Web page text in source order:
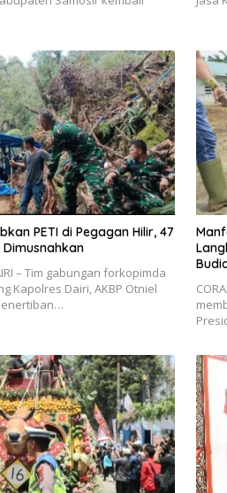
PETI di Pegagan Hilir, 47
Dimusnahkan
– Tim gabungan forkopimda
Kapolres Dairi, AKBP Otniel